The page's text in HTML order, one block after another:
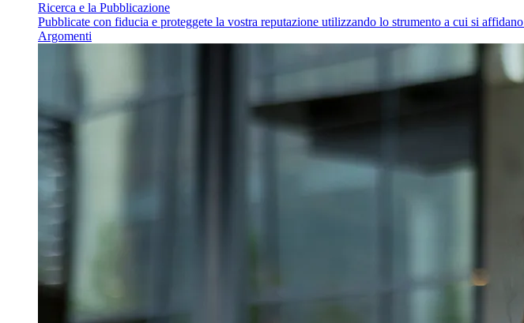
Ricerca e la Pubblicazione
Pubblicate con fiducia e proteggete la vostra reputazione utilizzando lo strumento a cui si
Argomenti